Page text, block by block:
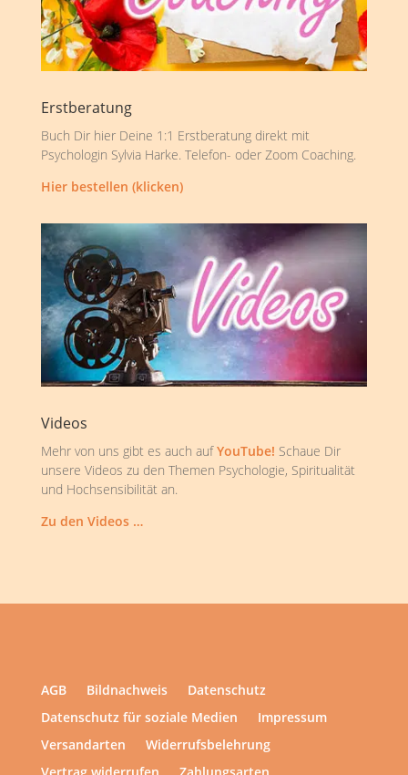
Erstberatung
Buch Dir hier Deine 1:1 Erstberatung direkt mit
Psychologin Sylvia Harke. Telefon- oder Zoom Coaching.
Hier bestellen (klicken)
Videos
Mehr von uns gibt es auch aufYouTube! Schaue Dir
unsere Videos zu den Themen Psychologie, Spiritualität
und Hochsensibilität an.
Zu den Videos …
AGB Bildnachweis
Datenschutz
Datenschutz für soziale Medien
Impressum
Versandarten
Widerrufsbelehrung